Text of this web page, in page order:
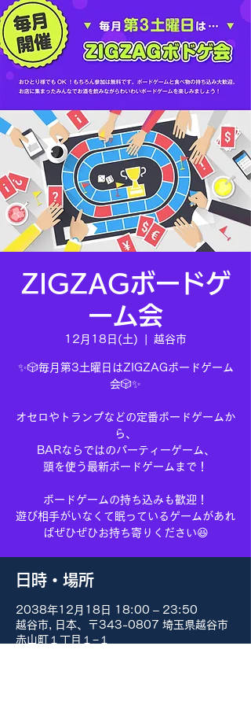
ZIGZAGボードゲ
ーム会
12月18日(土) 越谷市
✨🎲毎月第3土曜日はZIGZAGボードゲーム
会🎲✨
オセロやトランプなどの定番ボードゲームか
ら、
BARならではのパーティーゲーム、
頭を使う最新ボードゲームまで！
ボードゲームの持ち込みも歓迎！
遊び相手がいなくて眠っているゲームがあれ
ばぜひぜひお持ち寄りください😆
日時・場所
2038年12月18日 18:00 – 23:50
越谷市, 日本、〒343-0807 埼玉県越谷市
赤山町１丁目１−１